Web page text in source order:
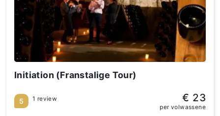
Initiation (Franstalige Tour)
5 1 review € 23
per volwassene